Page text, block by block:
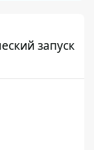
запуск